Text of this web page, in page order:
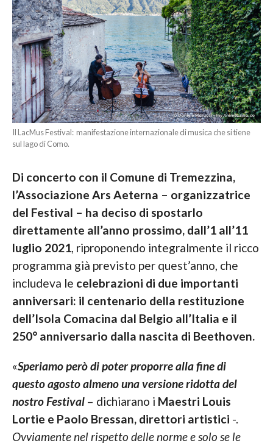
Il LacMus Festival: manifestazione internazionale di musica che si tiene
sul lago di Como.
Di concerto con il Comune di Tremezzina,
l’Associazione Ars Aeterna – organizzatrice
del Festival – ha deciso di spostarlo
direttamente all’anno prossimo, dall’1 all’11
luglio 2021 , riproponendo integralmente il ricco
programma già previsto per quest’anno, che
includeva le celebrazioni di due importanti
anniversari: il centenario della restituzione
dell’Isola Comacina dal Belgio all’Italia e il
250° anniversario dalla nascita di Beethoven.
«Speriamo però di poter proporre alla fine di
questo agosto almeno una versione ridotta del
nostro Festival– dichiarano i Maestri Louis
Lortie e Paolo Bressan, direttori artistici -.
Ovviamente nel rispetto delle norme e solo se le